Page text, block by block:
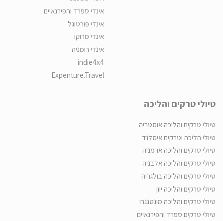
אינדי ספרד והפירנאיים
אינדי פורטוגל
אינדי מרוקו
אינדי רומניה
indie4x4
Expenture.Travel
טיולי טרקים והליכה
טיולי טרקים והליכה אוסטריה
טיולי הליכה וטרקים איסלנד
טיולי טרקים והליכה ארמניה
טיולי טרקים והליכה אלבניה
טיולי טרקים והליכה בולגריה
טיולי טרקים והליכה יוון
טיולי טרקים והליכה מונטנגרו
טיולי טרקים ספרד והפירנאיים